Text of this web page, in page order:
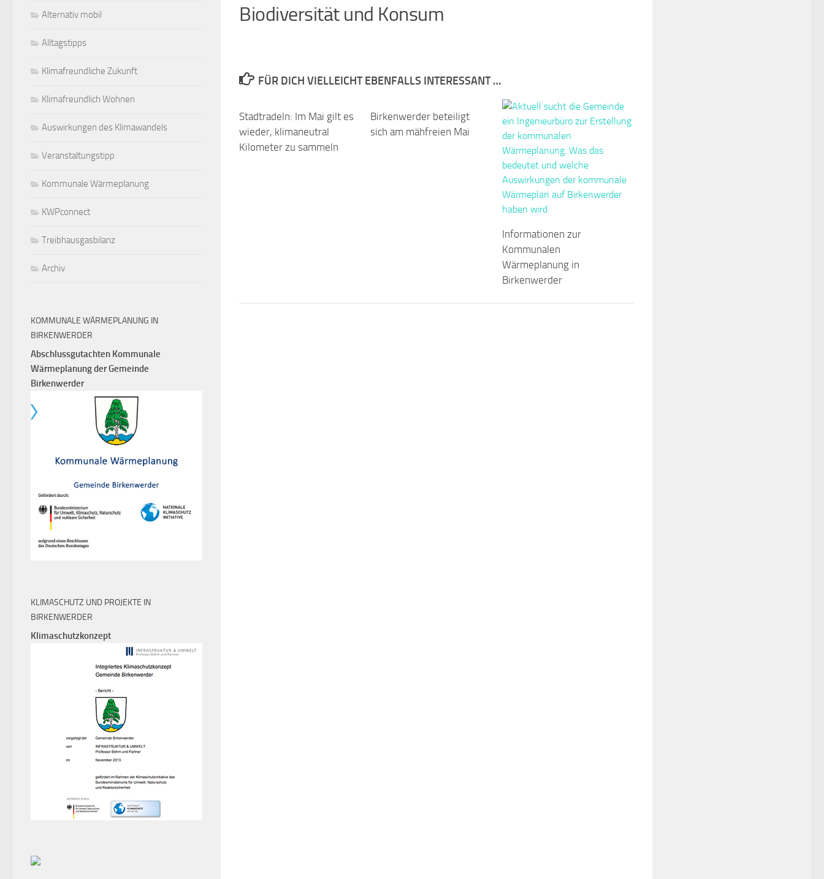
Biodiversität und Konsum
FÜR DICH VIELLEICHT EBENFALLS INTERESSANT …
Stadtradeln: Im Mai gilt es
wieder, klimaneutral
Kilometer zu sammeln
Birkenwerder beteiligt
sich am mähfreien Mai
Informationen zur
Kommunalen
Wärmeplanung in
Birkenwerder
Alternativ mobil
Alltagstipps
Klimafreundliche Zukunft
Klimafreundlich Wohnen
Auswirkungen des Klimawandels
Veranstaltungstipp
Kommunale Wärmeplanung
KWPconnect
Treibhausgasbilanz
Archiv
KOMMUNALE WÄRMEPLANUNG IN
BIRKENWERDER
Abschlussgutachten Kommunale
Wärmeplanung der Gemeinde
Birkenwerder
KLIMASCHUTZ UND PROJEKTE IN
BIRKENWERDER
Klimaschutzkonzept